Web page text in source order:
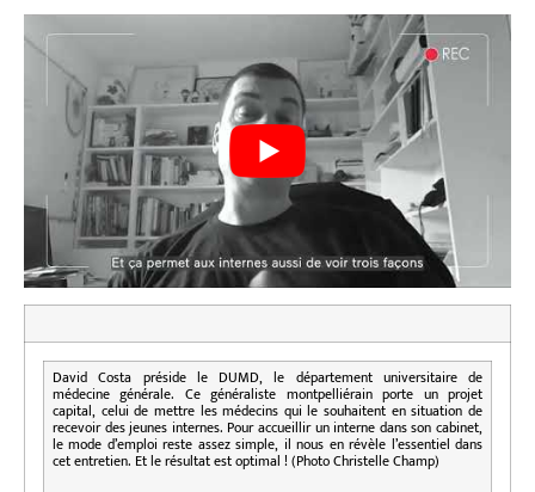
David Costa préside le DUMD, le département universitaire de
médecine générale. Ce généraliste montpelliérain porte un projet
capital, celui de mettre les médecins qui le souhaitent en situation de
recevoir des jeunes internes. Pour accueillir un interne dans son cabinet,
le mode d’emploi reste assez simple, il nous en révèle l’essentiel dans
cet entretien. Et le résultat est optimal ! (Photo Christelle Champ)